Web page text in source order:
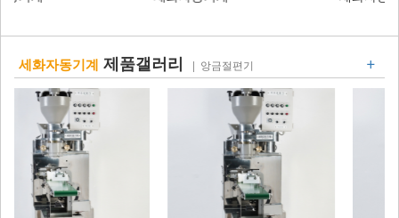
세화자동기계 제품갤러리 | 앙금절편기 +